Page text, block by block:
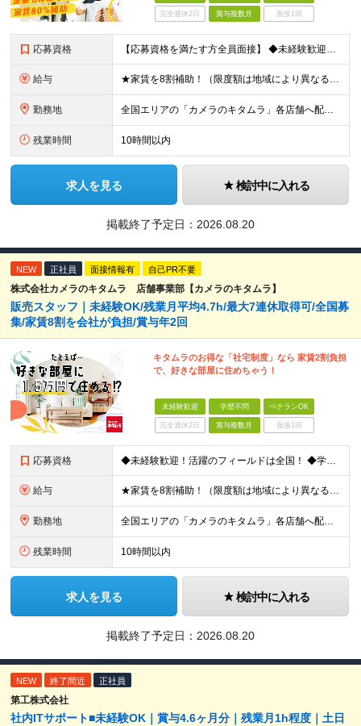
完全週休2日 賞与複数月 面接1回
応募資格 【応募資格を満たす方全員面接】 ◆未経験歓迎！活躍のフィールドは全国！ ◆学歴不問 ◆第二新卒も活躍中 ◆35歳以下の方（若年層の長期キャリア形成を図るため）
給与 ★家賃を8割補助！（限度額は地域により異なる） ※転勤による引っ越しが発生する場合 ＝＝＝＝＝＝＝＝＝＝＝＝＝＝＝＝＝＝＝＝＝＝＝ 例えば、家賃7.5万円なら6万円は会社で負担。 あなたが支払うのは、
勤務地 全国エリアの「カメラのキタムラ」各店舗へ配属となります ※最初の配属先は希望を最大限考慮した上で決定します ▼詳しい勤務地住所は下記URLをご確認ください。 https://sss.kitamur
残業時間 10時間以内
求人を見る 検討中に入れる
掲載終了予定日： 2026.08.20
NEW 正社員 面接情報有 自己PR不要
株式会社カメラのキタムラ 店舗事業部【カメラのキタムラ】
販売スタッフ｜未経験OK/残業月平均4.7h/最大7連休取得可/全国募
集/家賃8割を会社が負担/賞与年2回
キタムラのお得な「社宅制度」なら 家賃2割負担
で、好きな部屋に住めちゃう！
未経験歓迎 学歴不問 ベテランOK
完全週休2日 賞与複数月 面接1回
応募資格 ◆未経験歓迎！活躍のフィールドは全国！ ◆学歴不問 ◆第二新卒も活躍中 ◆35歳以下の方（若年層の長期キャリア形成を図るため）
給与 ★家賃を8割補助！（限度額は地域により異なる） ※転勤による引っ越しが発生する場合 ＝＝＝＝＝＝＝＝＝＝＝＝＝＝＝＝＝＝＝＝＝＝＝ 例えば、家賃7.5万円なら6万円は会社で負担。 あなたが支払うのは、
勤務地 全国エリアの「カメラのキタムラ」各店舗へ配属となります ※最初の配属先は希望を最大限考慮した上で決定します ▼詳しい勤務地住所は下記URLをご確認ください。 https://sss.kitamur
残業時間 10時間以内
求人を見る 検討中に入れる
掲載終了予定日： 2026.08.20
NEW 終了間近 正社員
第工株式会社
社内ITサポート■未経験OK｜賞与4.6ヶ月分｜残業月1h程度｜土日